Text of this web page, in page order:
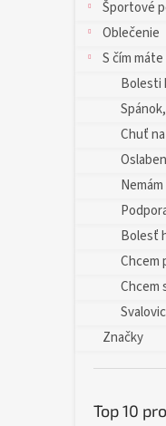
Športové
Oblečenie
S čím
Bolesti
Chuť
Bolesť
Chcem
Chcem
Značky
Top 10